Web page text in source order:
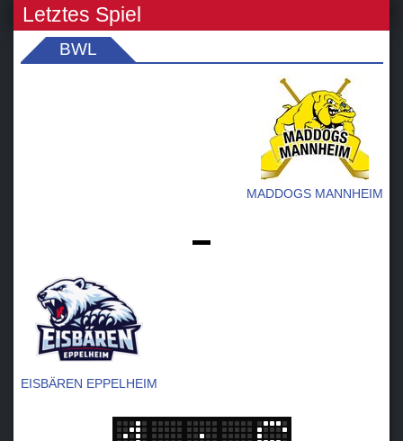
Letztes Spiel
BWL
MADDOGS MANNHEIM
EISBÄREN EPPELHEIM